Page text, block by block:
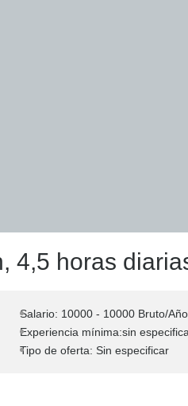
4,5 horas
Salario: 10000 - 10000 Bruto/Año
Experiencia mínima:sin
Tipo de oferta: Sin especificar